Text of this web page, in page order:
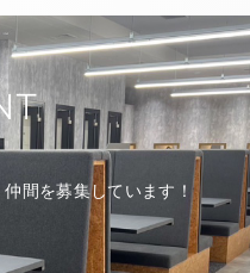
間を募集しています！